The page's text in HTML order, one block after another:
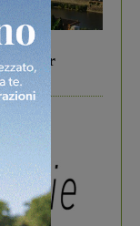
per far